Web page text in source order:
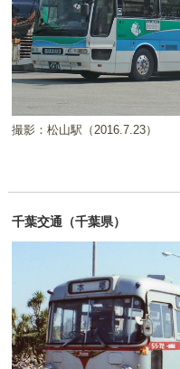
撮影：松山駅（2016.7.23）
千葉交通（千葉県）